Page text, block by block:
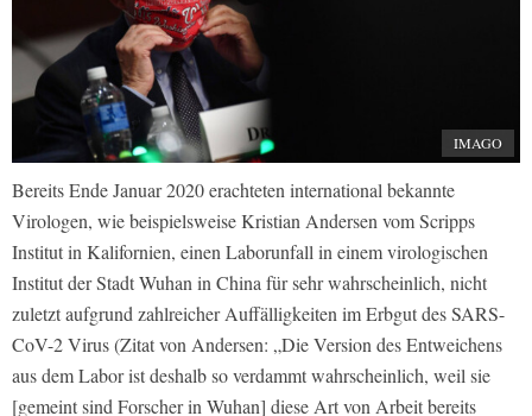
IMAGO
Bereits Ende Januar 2020 erachteten international bekannte
Virologen, wie beispielsweise Kristian Andersen vom Scripps
Institut in Kalifornien, einen Laborunfall in einem virologischen
Institut der Stadt Wuhan in China für sehr wahrscheinlich, nicht
zuletzt aufgrund zahlreicher Auffälligkeiten im Erbgut des SARS-
CoV-2 Virus (Zitat von Andersen: „Die Version des Entweichens
aus dem Labor ist deshalb so verdammt wahrscheinlich, weil sie
[gemeint sind Forscher in Wuhan] diese Art von Arbeit bereits